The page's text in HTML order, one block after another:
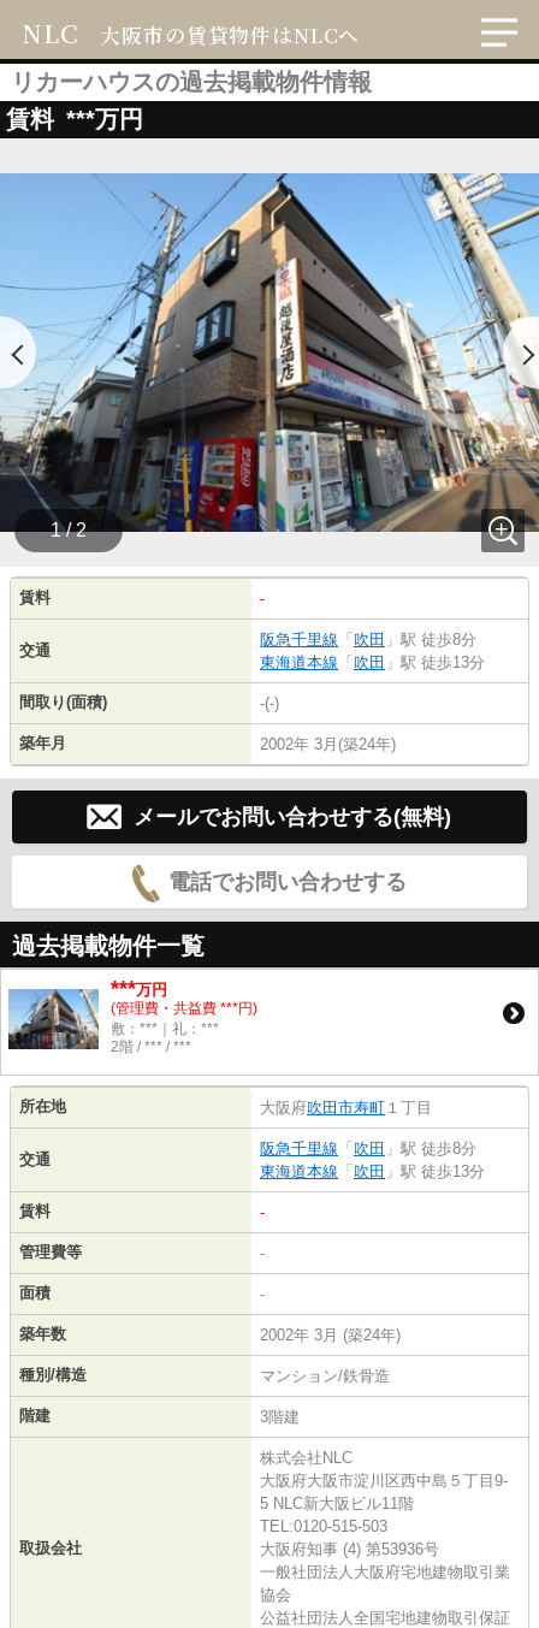
NLC 大阪市の賃貸物件はNLCへ
リカーハウスの過去掲載物件情報
賃料 ***万円
1 / 2
賃料 -
交通
阪急千里線 「吹田 」駅 徒歩8分
東海道本線 「吹田 」駅 徒歩13分
間取り(面積) -(-)
築年月 2002年 3月(築24年)
メールでお問い合わせする(無料)
電話でお問い合わせする
過去掲載物件一覧
***万円
(管理費・共益費 ***円)
敷：***｜礼：***
2階 / *** / ***
所在地 大阪府吹田市寿町 １丁目
交通
阪急千里線 「吹田 」駅 徒歩8分
東海道本線 「吹田 」駅 徒歩13分
賃料 -
管理費等 -
面積 -
築年数 2002年 3月 (築24年)
種別/構造 マンション/鉄骨造
階建 3階建
取扱会社
株式会社NLC
大阪府大阪市淀川区西中島５丁目9-
5 NLC新大阪ビル11階
TEL:0120-515-503
大阪府知事 (4) 第53936号
一般社団法人大阪府宅地建物取引業
協会
公益社団法人全国宅地建物取引保証